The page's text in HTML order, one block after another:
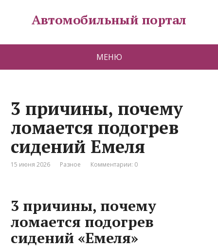
Автомобильный портал
МЕНЮ
3 причины, почему
ломается подогрев
сидений Емеля
15 июня 2026 Разное Комментарии: 0
3 причины, почему
ломается подогрев
сидений «Емеля»